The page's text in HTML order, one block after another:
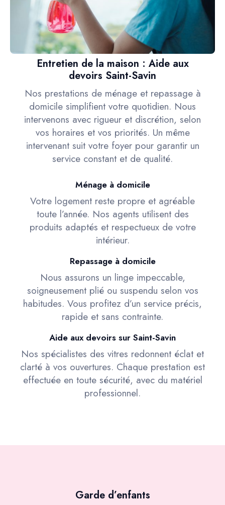
Entretien de la maison : Aide aux
devoirs Saint-Savin
Nos prestations de ménage et repassage à
domicile simplifient votre quotidien. Nous
intervenons avec rigueur et discrétion, selon
vos horaires et vos priorités. Un même
intervenant suit votre foyer pour garantir un
service constant et de qualité.
Ménage à domicile
Votre logement reste propre et agréable
toute l’année. Nos agents utilisent des
produits adaptés et respectueux de votre
intérieur.
Repassage à domicile
Nous assurons un linge impeccable,
soigneusement plié ou suspendu selon vos
habitudes. Vous profitez d’un service précis,
rapide et sans contrainte.
Aide aux devoirs sur Saint-Savin
Nos spécialistes des vitres redonnent éclat et
clarté à vos ouvertures. Chaque prestation est
effectuée en toute sécurité, avec du matériel
professionnel.
Garde d’enfants